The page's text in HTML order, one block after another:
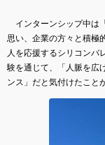
インターンシップ中は
思い、企業の方々と積極
人を応援するシリコンバ
験を通じて、「人脈を広
ンス」だと気付けたこと